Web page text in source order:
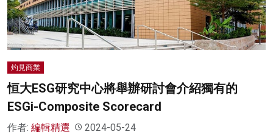
名家榜
灼見活動
灼見商業
恒大ESG研究中心將舉辦研討會介紹獨有的
ESGi-Composite Scorecard
作者: 編輯精選 2024-05-24